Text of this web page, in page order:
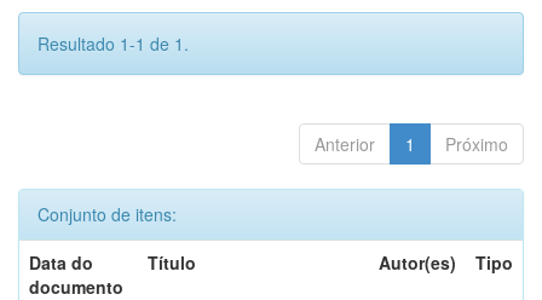
Resultado 1-1 de 1.
Anterior 1 Próximo
Conjunto de itens:
Data do
documento
Título Autor(es) Tipo